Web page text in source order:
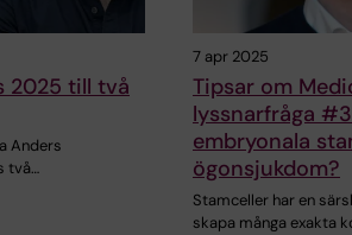
2025 till två
Anders
två…
7 apr 2025
Tipsar om
lyssnarfråga
embryonala
ögonsjukdom?
Stamceller har en
skapa många exakta